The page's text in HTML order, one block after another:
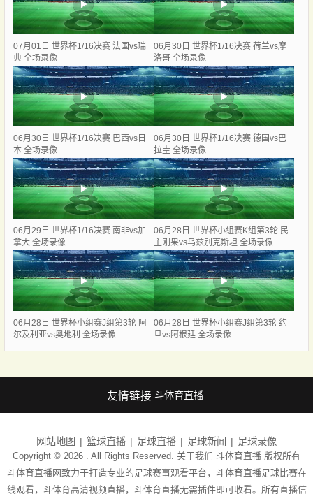
07月01日 世界杯1/16决赛 法国vs瑞
典 全场录像
06月30日 世界杯1/16决赛 荷兰vs摩
洛哥 全场录像
06月30日 世界杯1/16决赛 巴西vs日
本 全场录像
06月30日 世界杯1/16决赛 德国vs巴
拉圭 全场录像
06月29日 世界杯1/16决赛 南非vs加
拿大 全场录像
06月28日 世界杯小组赛K组第3轮 民
主刚果vs乌兹别克斯坦 全场录像
06月28日 世界杯小组赛J组第3轮 阿
尔及利亚vs奥地利 全场录像
06月28日 世界杯小组赛J组第3轮 约
旦vs阿根廷 全场录像
友情链接 斗体育直播
网站地图 篮球直播 足球直播 足球新闻 足球录像
Copyright © 2026 . All Rights Reserved. 关于我们 斗体育直播 版权所有
斗体育直播网致力于打造专业的足球赛事观看平台，斗体育直播足球比赛在
线观看，斗体育高清视频直播，斗体育直播无需插件即可收看。所有直播信